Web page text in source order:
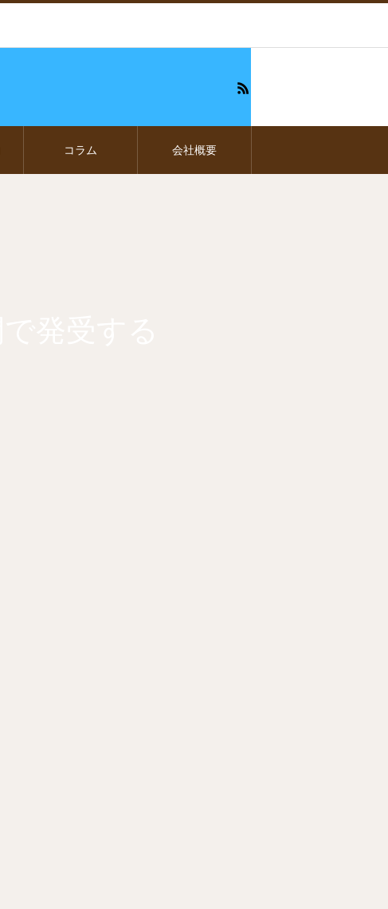
コラム 会社概要